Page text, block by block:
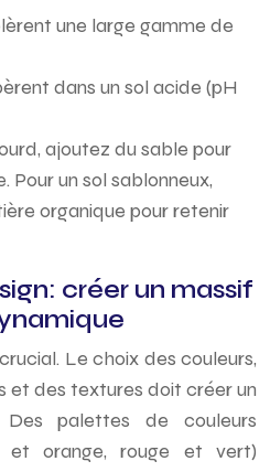
une large gamme de
dans un sol acide (pH
ajoutez du sable pour
Pour un sol sablonneux,
organique pour retenir
créer un massif
Le choix des couleurs,
et des textures doit créer un
Des palettes de couleurs
et orange, rouge et vert)